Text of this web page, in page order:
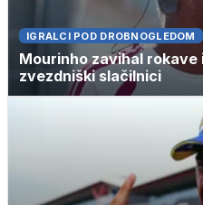
IGRALCI POD DROBNOGLEDOM
Mourinho zavihal
zvezdniški slačilnici